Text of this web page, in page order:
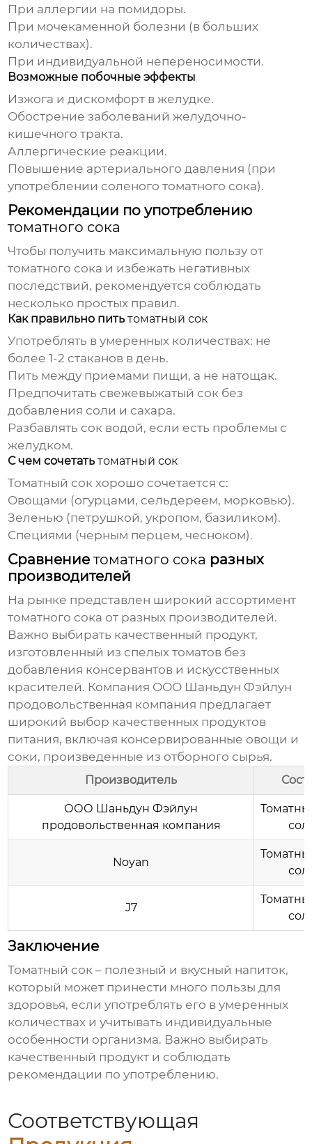
При аллергии на помидоры.
При мочекаменной болезни (в больших
количествах).
При индивидуальной непереносимости.
Возможные побочные эффекты
Изжога и дискомфорт в желудке.
Обострение заболеваний желудочно-
кишечного тракта.
Аллергические реакции.
Повышение артериального давления (при
употреблении соленоготоматного сока).
Рекомендации по употреблению
томатного сока
Чтобы получить максимальную пользу от
томатного сока и избежать негативных
последствий, рекомендуется соблюдать
несколько простых правил.
Как правильно питьтоматный сок
Употреблять в умеренных количествах: не
более 1-2 стаканов в день.
Пить между приемами пищи, а не натощак.
Предпочитать свежевыжатый сок без
добавления соли и сахара.
Разбавлять сок водой, если есть проблемы с
желудком.
С чем сочетатьтоматный сок
Томатный сок хорошо сочетается с:
Овощами (огурцами, сельдереем, морковью).
Зеленью (петрушкой, укропом, базиликом).
Специями (черным перцем, чесноком).
Сравнениетоматного сока разных
производителей
На рынке представлен широкий ассортимент
томатного сока от разных производителей.
Важно выбирать качественный продукт,
изготовленный из спелых томатов без
добавления консервантов и искусственных
красителей. Компания ООО Шаньдун Фэйлун
продовольственная компания предлагает
широкий выбор качественных продуктов
питания, включая консервированные овощи и
соки, произведенные из отборного сырья.
Производитель
ООО Шаньдун Фэйлун
продовольственная компания
Noyan
J7
Заключение
Томатный сок – полезный и вкусный напиток,
который может принести много пользы для
здоровья, если употреблять его в умеренных
количествах и учитывать индивидуальные
особенности организма. Важно выбирать
качественный продукт и соблюдать
рекомендации по употреблению.
Соответствующая